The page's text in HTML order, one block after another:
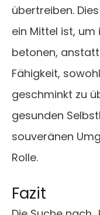
übertreiben.
ein Mittel ist,
betonen,
Fähigkeit,
geschminkt zu
gesunden
souveränen
Rolle.
Fazit